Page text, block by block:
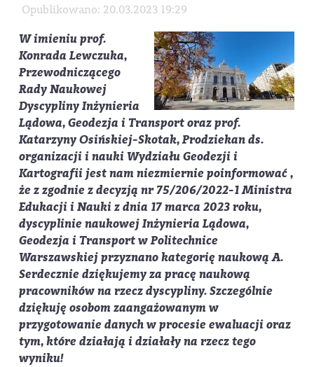
Opublikowano: 20.03.2023 19:29
W imieniu prof.
Konrada Lewczuka,
Przewodniczącego
Rady Naukowej
Dyscypliny Inżynieria
Lądowa, Geodezja i Transport oraz prof.
Katarzyny Osińskiej-Skotak, Prodziekan ds.
organizacji i nauki Wydziału Geodezji i
Kartografii jest nam niezmiernie poinformować ,
że z zgodnie z decyzją nr 75/206/2022-1 Ministra
Edukacji i Nauki z dnia 17 marca 2023 roku,
dyscyplinie naukowej Inżynieria Lądowa,
Geodezja i Transport w Politechnice
Warszawskiej przyznano kategorię naukową A.
Serdecznie dziękujemy za pracę naukową
pracowników na rzecz dyscypliny. Szczególnie
dziękuję osobom zaangażowanym w
przygotowanie danych w procesie ewaluacji oraz
tym, które działają i działały na rzecz tego
wyniku!